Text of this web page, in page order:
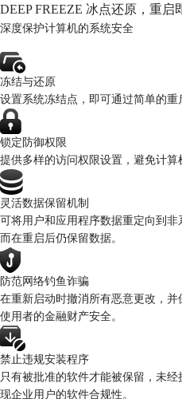
DEEP FREEZE 冰点还原，重启
深度保护计算机的系统安全
冻结与还原
设置系统冻结点，即可通过简单的重
锁定防御权限
提供多样的访问权限设置，避免计算
灵活数据保留机制
可将用户和应用程序数据重定向到
而在重启后仍保留数据。
防范网络钓鱼诈骗
在重新启动时撤消所有恶意更改，
使用者的金融财产安全。
禁止违规安装程序
只有被批准的软件才能被保留，未
现企业用户的软件合规性。